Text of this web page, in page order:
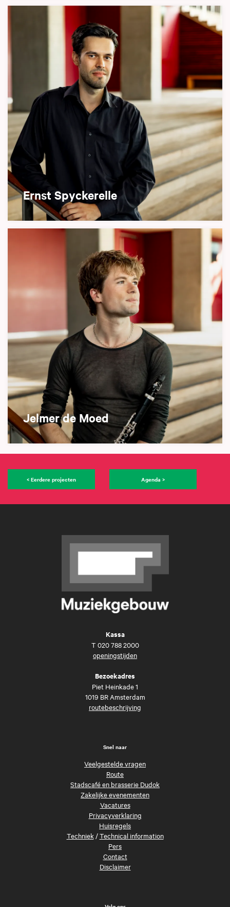
Ernst Spyckerelle
Jelmer de Moed
< Eerdere projecten Agenda >
Kassa
T 020 788 2000
openingstijden
Bezoekadres
Piet Heinkade 1
1019 BR Amsterdam
routebeschrijving
Snel naar
Veelgestelde vragen
Route
Stadscafé en brasserie Dudok
Zakelijke evenementen
Vacatures
Privacyverklaring
Huisregels
Techniek/Technical information
Pers
Contact
Disclaimer